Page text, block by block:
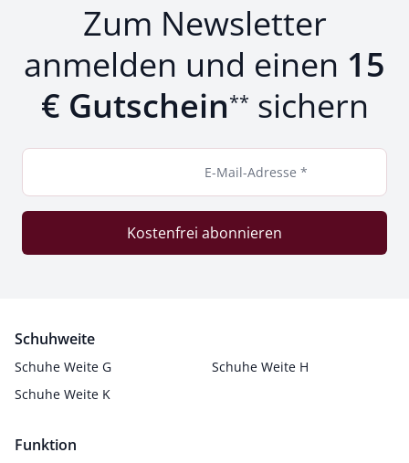
Zum Newsletter
anmelden und einen 15
€ Gutschein** sichern
E-Mail-Adresse *
Kostenfrei abonnieren
Schuhweite
Schuhe Weite G
Schuhe Weite H
Schuhe Weite K
Funktion